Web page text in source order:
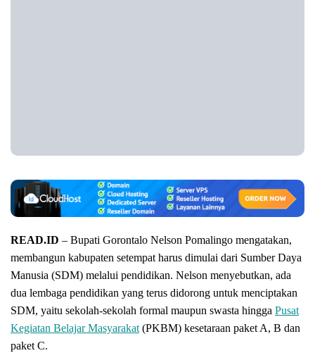
READ.ID – Bupati Gorontalo Nelson Pomalingo mengatakan,
membangun kabupaten setempat harus dimulai dari Sumber Daya
Manusia (SDM) melalui pendidikan. Nelson menyebutkan, ada
dua lembaga pendidikan yang terus didorong untuk menciptakan
SDM, yaitu sekolah-sekolah formal maupun swasta hingga Pusat
Kegiatan Belajar Masyarakat (PKBM) kesetaraan paket A, B dan
paket C.